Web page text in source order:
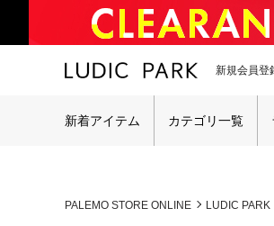
新規会員登
新着アイテム カテゴリ一覧
PALEMO STORE ONLINE LUDIC PARK